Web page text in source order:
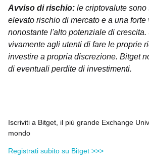
Avviso di rischio: le criptovalute sono
elevato rischio di mercato e a una forte
nonostante l'alto potenziale di
vivamente agli utenti di fare le proprie
investire a propria discrezione. Bitget
di eventuali perdite di investimenti.
Iscriviti a Bitget, il più grande Exchange
mondo
Registrati subito su Bitget >>>